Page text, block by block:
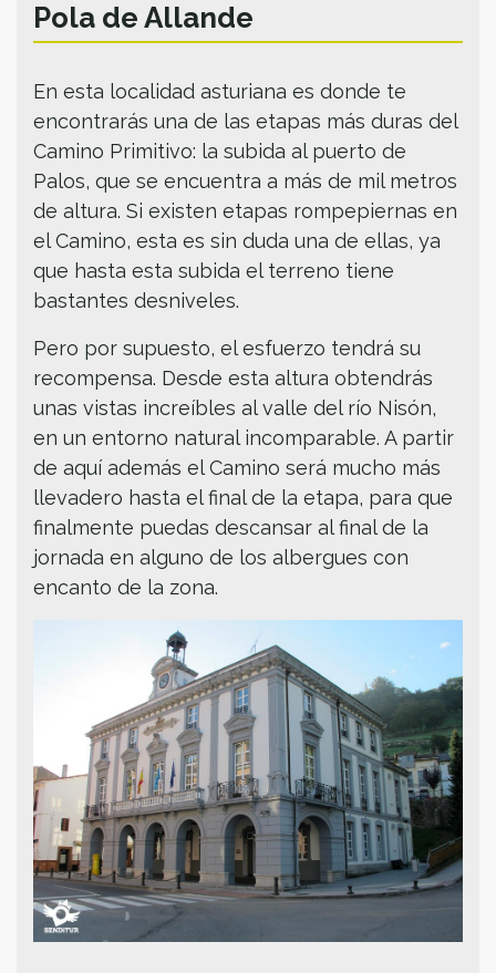
Pola de Allande
En esta localidad asturiana es donde te
encontrarás una de las etapas más duras del
Camino Primitivo: la subida al puerto de
Palos, que se encuentra a más de mil metros
de altura. Si existen etapas rompepiernas en
el Camino, esta es sin duda una de ellas, ya
que hasta esta subida el terreno tiene
bastantes desniveles.
Pero por supuesto, el esfuerzo tendrá su
recompensa. Desde esta altura obtendrás
unas vistas increíbles al valle del río Nisón,
en un entorno natural incomparable. A partir
de aquí además el Camino será mucho más
llevadero hasta el final de la etapa, para que
finalmente puedas descansar al final de la
jornada en alguno de los albergues con
encanto de la zona.